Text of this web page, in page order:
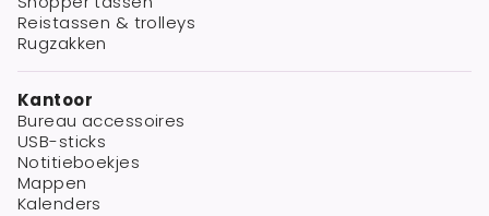
Reistassen & trolleys
Rugzakken
Kantoor
Bureau accessoires
USB-sticks
Notitieboekjes
Mappen
Kalenders